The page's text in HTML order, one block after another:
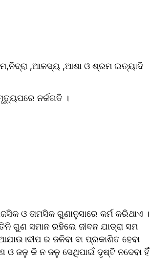
,ଆଳସ୍ୟ ,ଆଶା ଓ ଶ୍ରମ ଇତ୍ୟାଦି
ନର୍କଗତି ।
ଓ ତାମସିକ ଗୁଣାନୁସାରେ କର୍ମ କରିଥାଏ ।
ଗୁଣ ସମାନ ରହିଲେ ଜୀବନ ଯାତ୍ରା ସମ
ର ଜଳିବା ବା ପ୍ରକାଶିତ ହେବା
ଜଳୁ କି ନ ଜଳୁ ସେଥିପାଇଁ ଦୃଷ୍ଟି ନଦେବା ହିଁ